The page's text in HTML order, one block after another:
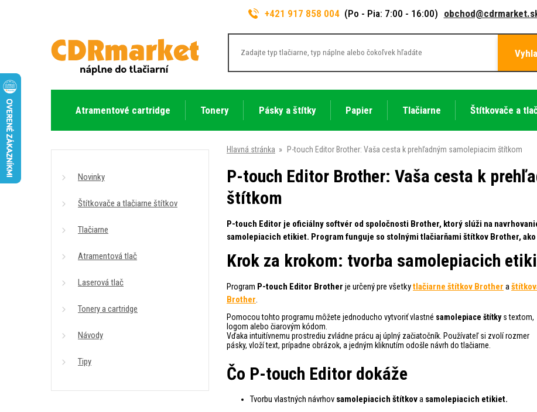
+421 917 858 004 (Po - Pia: 7:00 - 16:00)
Atramentové cartridge Tonery Pásky a štítky Papier Tlačiarne Štítkovače a
Novinky
Štítkovače a tlačiarne štítkov
Tlačiarne
Atramentová tlač
Laserová tlač
Tonery a cartridge
Návody
Tipy
Hlavná stránka » P-touch Editor Brother: Vaša cesta k prehľadným samolepiacim štítkom
P-touch Editor Brother: Vaša cesta k
štítkom
P-touch Editor je oficiálny softvér od spoločnosti Brother, ktorý slúži na
samolepiacich etikiet. Program funguje so stolnými tlačiarňami štítkov Brother,
Krok za krokom: tvorba samolepiacich
Program P-touch Editor Brother je určený pre všetkytlačiarne štítkov Brother a
Brother.
Pomocou tohto programu môžete jednoducho vytvoriť vlastné samolepiace štítkys textom,
logom alebo čiarovým kódom.
Vďaka intuitívnemu prostrediu zvládne prácu aj úplný začiatočník. Používateľ si zvolí rozmer
pásky, vloží text, prípadne obrázok, a jedným kliknutím odošle návrh do tlačiarne.
Čo P-touch Editor dokáže
Tvorbu vlastných návrhov samolepiacich štítkova samolepiacich etikiet.